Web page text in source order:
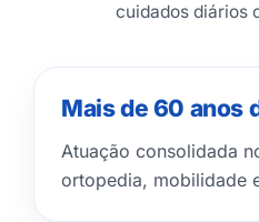
cuidados diários
Mais de 60 anos
Atuação consolidada
ortopedia, mobilidade